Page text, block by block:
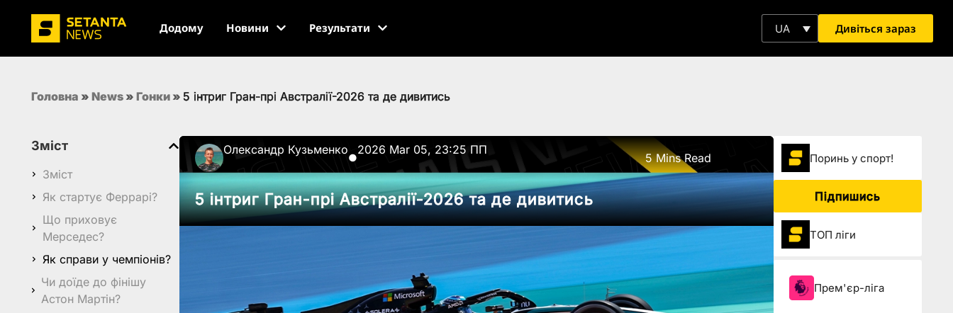
Додому Новини Результати UA Дивіться зараз
Головна » News » Гонки » 5 інтриг Гран-прі Австралії-2026 та де дивитись
Зміст
Зміст
Як стартує Феррарі?
Що приховує
Мерседес?
Як справи у чемпіонів?
Чи доїде до фінішу
Астон Мартін?
Олександр Кузьменко
●
2026 Mar 05, 23:25 ПП
5 Mins Read
5 інтриг Гран-прі Австралії-2026 та де дивитись
Поринь у спорт!
Підпишись
ТОП ліги
Прем'єр-ліга